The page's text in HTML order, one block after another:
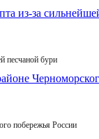
песчаной бури
побережья России